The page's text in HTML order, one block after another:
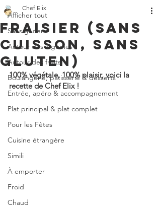
Afficher tout
Sans gluten
Autour des légumes
Autour des fruits
Boulangerie, pâtisserie & desserts
Entrée, apéro & accompagnement
Plat principal & plat complet
Pour les Fêtes
Cuisine étrangère
Simili
À emporter
Froid
Chaud
FRAISIER (SANS
CUISSON, SANS
GLUTEN)
Chef Elix
100% végétale, 100% plaisir, voici la
recette de Chef Elix !